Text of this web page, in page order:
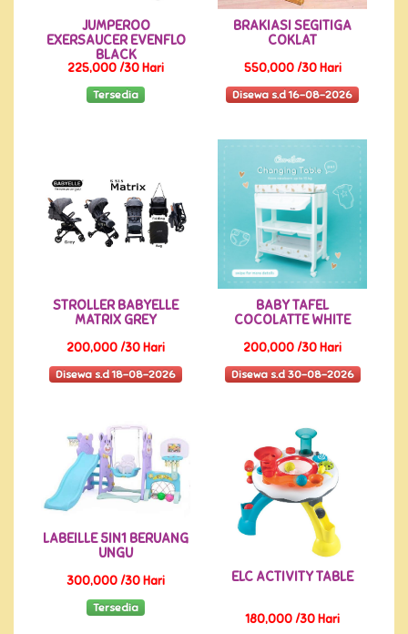
JUMPEROO
EXERSAUCER EVENFLO
BLACK
225,000 /30 Hari
Tersedia
BRAKIASI SEGITIGA
COKLAT
550,000 /30 Hari
Disewa s.d 16-08-2026
STROLLER BABYELLE
MATRIX GREY
200,000 /30 Hari
Disewa s.d 18-08-2026
BABY TAFEL
COCOLATTE WHITE
200,000 /30 Hari
Disewa s.d 30-08-2026
LABEILLE 5IN1 BERUANG
UNGU
300,000 /30 Hari
Tersedia
ELC ACTIVITY TABLE
180,000 /30 Hari